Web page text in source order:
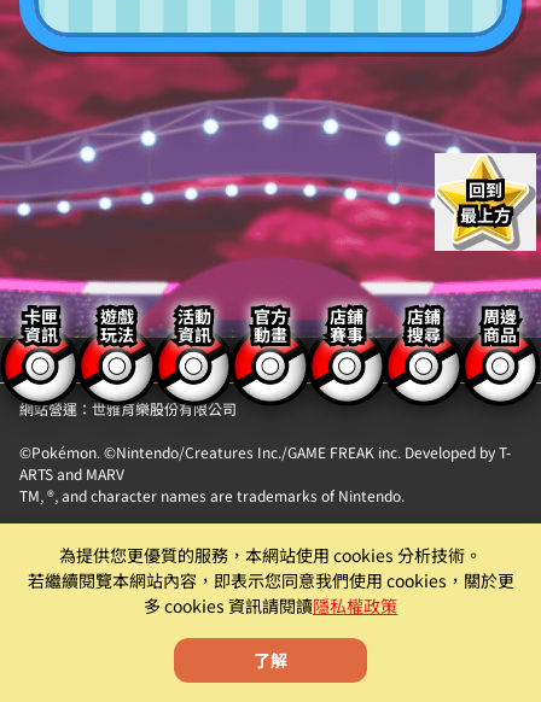
卡匣
資訊
遊戲
玩法
活動
資訊
官方
動畫
店鋪
賽事
店鋪
搜尋
周邊
商品
回到
最上方
【隱私權政策】 【聯絡我們】
網站營運：世雅育樂股份有限公司
©Pokémon. ©Nintendo/Creatures Inc./GAME FREAK inc. Developed by T-
ARTS and MARV
TM, ®, and character names are trademarks of Nintendo.
自動販賣機』卡片商品販售服務之自動販賣機。
遊戲僅為附屬功能。原廠及代理商均有權就該遊戲為內容調整、更新、優化或
下架等機具營運相關行為。
為提供您更優質的服務，本網站使用 cookies 分析技術。
若繼續閱覽本網站內容，即表示您同意我們使用 cookies，關於更
多 cookies 資訊請閱讀隱私權政策
了解